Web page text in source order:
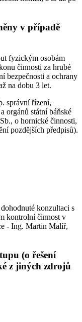
v případě
fyzickým osobám
činnosti za hrubé
bezpečnosti a ochrany
na dobu 3 let.
správní řízení,
orgánů státní báňské
o hornické činnosti,
pozdějších předpisů).
konzultaci s
kontrolní činnost v
- Ing. Martin Malíř,
(o řešení
z jiných zdrojů